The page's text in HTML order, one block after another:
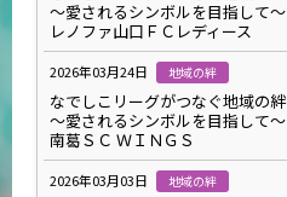
～愛されるシンボルを目指して～
レノファ山口ＦＣレディース
2026年03月24日 地域の絆
なでしこリーグがつなぐ地域の絆
～愛されるシンボルを目指して～
南葛ＳＣ ＷＩＮＧＳ
2026年03月03日 地域の絆